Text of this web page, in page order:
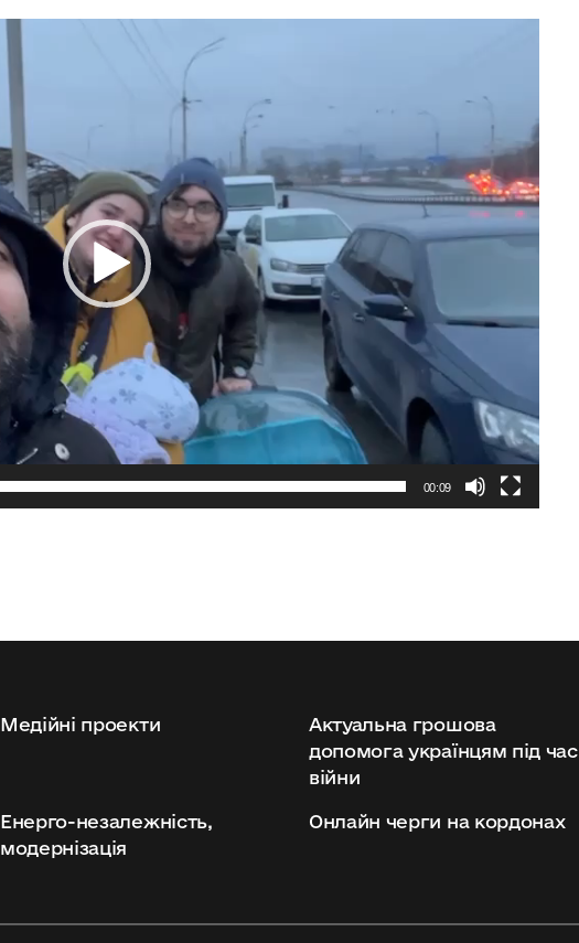
00:09
Медійні проекти
Актуальна грошова
допомога українцям під час
війни
Енерго-незалежність,
модернізація
Онлайн черги на кордонах